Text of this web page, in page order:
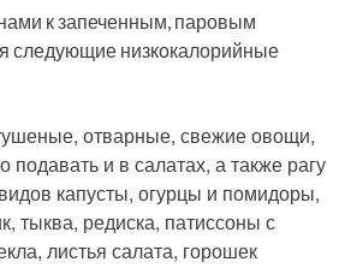
к запеченным, паровым
следующие низкокалорийные
отварные, свежие овощи,
подавать и в салатах, а также рагу
капусты, огурцы и помидоры,
тыква, редиска, патиссоны с
листья салата, горошек